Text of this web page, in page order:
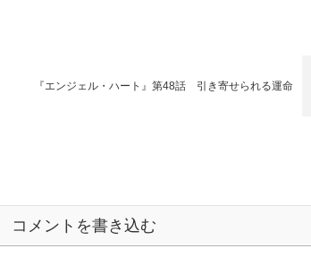
『エンジェル・ハート』第48話 引き寄せられる運命
コメントを書き込む